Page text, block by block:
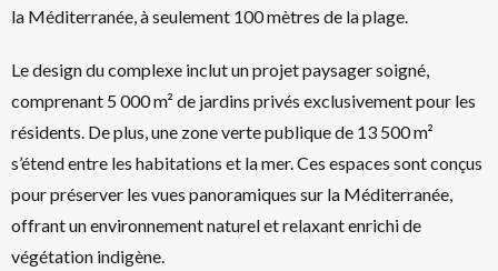
la Méditerranée, à seulement 100 mètres de la plage.
Le design du complexe inclut un projet paysager soigné,
comprenant 5 000 m² de jardins privés exclusivement pour les
résidents. De plus, une zone verte publique de 13 500 m²
s’étend entre les habitations et la mer. Ces espaces sont conçus
pour préserver les vues panoramiques sur la Méditerranée,
offrant un environnement naturel et relaxant enrichi de
végétation indigène.